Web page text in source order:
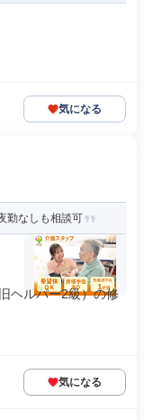
気になる
勤なしも相談可
ヘルパー2級）の修
気になる